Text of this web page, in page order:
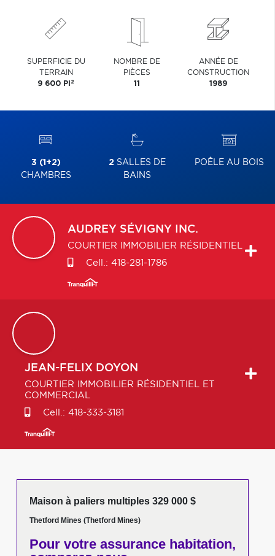
SUPERFICIE DU
TERRAIN
9 600 PI 2
NOMBRE DE
PIÈCES
11
ANNÉE DE
CONSTRUCTION
1989
3 (1+2)
CHAMBRES
2 SALLES DE
BAINS
POÊLE AU BOIS
AUDREY SÉVIGNY INC.
COURTIER IMMOBILIER RÉSIDENTIEL
Cell.: 418-281-1786
JEAN-FELIX DOYON
COURTIER IMMOBILIER RÉSIDENTIEL ET
COMMERCIAL
Cell.: 418-333-3181
Maison à paliers multiples 329 000 $
Thetford Mines (Thetford Mines)
Pour votreassurance habitation,